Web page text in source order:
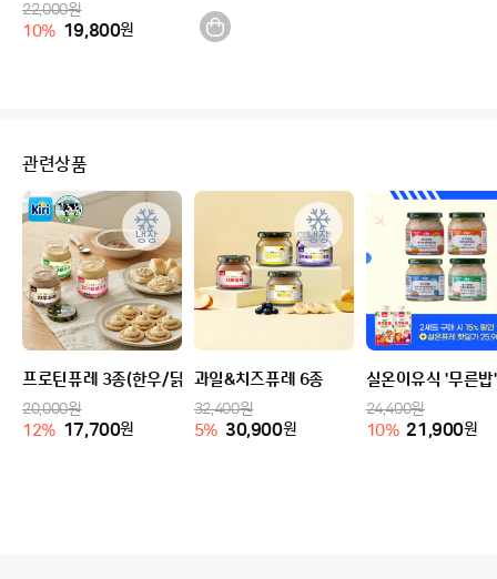
22,000원
10% 19,800원
관련상품
냉장
프로틴퓨레 3종(한우/닭/병아리콩)
20,000원
12% 17,700원
냉장
과일&치즈퓨레 6종
32,400원
5% 30,900원
실온이유식 '무른
24,400원
10% 21,900원